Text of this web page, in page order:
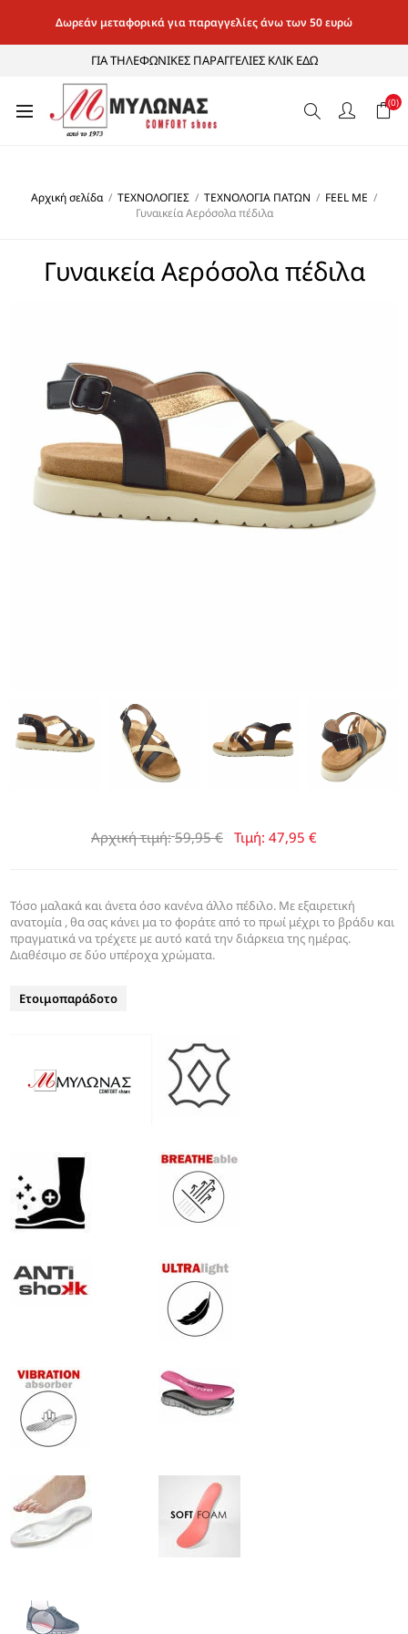
Δωρεάν μεταφορικά για παραγγελίες άνω των 50 ευρώ
ΓΙΑ ΤΗΛΕΦΩΝΙΚΕΣ ΠΑΡΑΓΓΕΛΙΕΣ ΚΛΙΚ ΕΔΩ
(0)
Αρχική σελίδα / ΤΕΧΝΟΛΟΓΙΕΣ / ΤΕΧΝΟΛΟΓΙΑ ΠΑΤΩΝ / FEEL ME /
Γυναικεία Αερόσολα πέδιλα
Γυναικεία Αερόσολα πέδιλα
Αρχική τιμή: 59,95 € Τιμή: 47,95 €
Τόσο μαλακά και άνετα όσο κανένα άλλο πέδιλο. Με εξαιρετική
ανατομία , θα σας κάνει μα το φοράτε από το πρωί μέχρι το βράδυ και
πραγματικά να τρέχετε με αυτό κατά την διάρκεια της ημέρας.
Διαθέσιμο σε δύο υπέροχα χρώματα.
Ετοιμοπαράδοτο